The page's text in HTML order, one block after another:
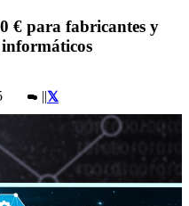
€ para fabricantes y